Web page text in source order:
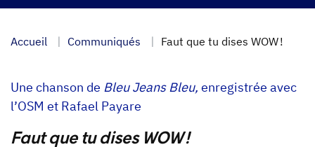
Accueil Communiqués Faut que tu dises WOW !
Une chanson de Bleu Jeans Bleu, enregistrée avec
l’OSM et Rafael Payare
Faut que tu dises WOW !